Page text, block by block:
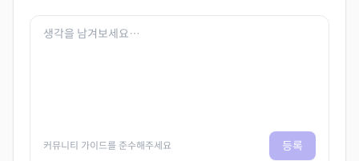
커뮤니티 가이드를 준수해주세요 등록